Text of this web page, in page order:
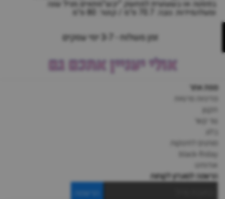
בפסטה או בשעועית למחשק “יבש”מתאים מגיל שנה
ומעלהמידות: גובה: 70.7 ס"מ / קוטר: 80 ס"מ
זמן משלוח - 3-7 ימי עסקים
אולי יעניין אתכם גם
מפת אתר
צור קשר
מותגים לתינוקות
black-friday
אודותינו
הרשמה למועדון לקוחות
הרשמה